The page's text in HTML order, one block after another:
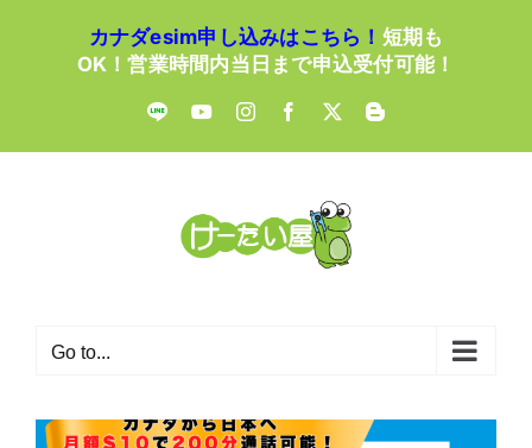
カナダesim申し込みはこちら！ 短期も
OK！営業時間内当日まで申込受付可能！
LINE YouTubeInstagramFacebook
X Blogger
Go to...